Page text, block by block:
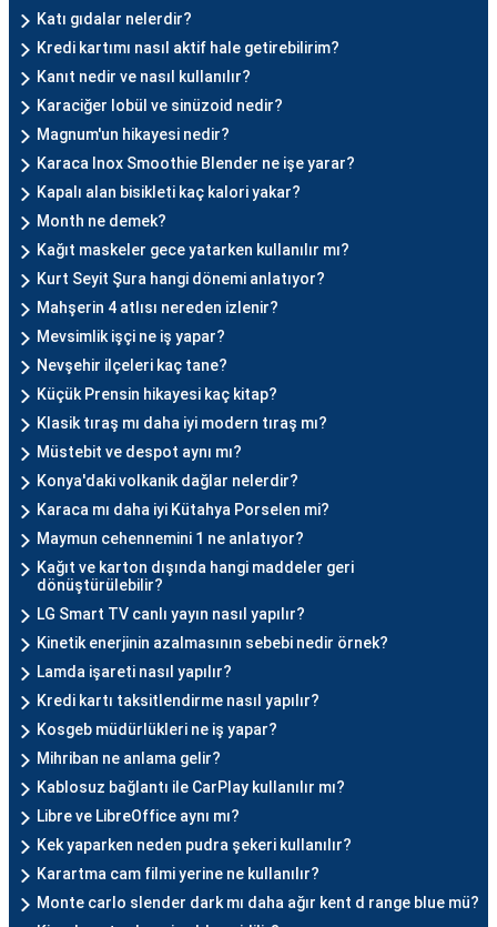
Katı gıdalar nelerdir?
Kredi kartımı nasıl aktif hale getirebilirim?
Kanıt nedir ve nasıl kullanılır?
Karaciğer lobül ve sinüzoid nedir?
Magnum'un hikayesi nedir?
Karaca Inox Smoothie Blender ne işe yarar?
Kapalı alan bisikleti kaç kalori yakar?
Month ne demek?
Kağıt maskeler gece yatarken kullanılır mı?
Kurt Seyit Şura hangi dönemi anlatıyor?
Mahşerin 4 atlısı nereden izlenir?
Mevsimlik işçi ne iş yapar?
Nevşehir ilçeleri kaç tane?
Küçük Prensin hikayesi kaç kitap?
Klasik tıraş mı daha iyi modern tıraş mı?
Müstebit ve despot aynı mı?
Konya'daki volkanik dağlar nelerdir?
Karaca mı daha iyi Kütahya Porselen mi?
Maymun cehennemini 1 ne anlatıyor?
Kağıt ve karton dışında hangi maddeler geri
dönüştürülebilir?
LG Smart TV canlı yayın nasıl yapılır?
Kinetik enerjinin azalmasının sebebi nedir örnek?
Lamda işareti nasıl yapılır?
Kredi kartı taksitlendirme nasıl yapılır?
Kosgeb müdürlükleri ne iş yapar?
Mihriban ne anlama gelir?
Kablosuz bağlantı ile CarPlay kullanılır mı?
Libre ve LibreOffice aynı mı?
Kek yaparken neden pudra şekeri kullanılır?
Karartma cam filmi yerine ne kullanılır?
Monte carlo slender dark mı daha ağır kent d range blue mü?